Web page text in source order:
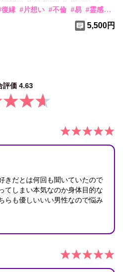
感タロット🌺彼の気持ちと近
復縁 #片想い #不倫 #易 #霊感・霊視
5,500円
評価 4.63
きだとは何回も聞いていたので
てしまい本気なのか身体目的な
らも優しいいい男性なので悩み